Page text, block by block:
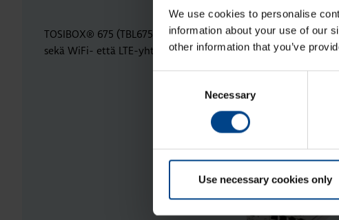
We use cookies to personalise
information about your use of our
other information that you’ve
Necessary
Use necessary cookies only
TOSIBOX® 675 (TBL675EU) on 500-sarjan tapaan
sekä WiFi- että LTE-yhteyksiä. TOSIBOX® 675VPN-